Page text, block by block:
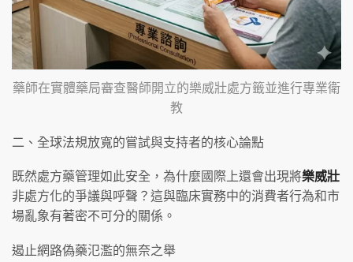
藥師在實體藥局審查醫師開立的樂威壯處方籤並進行專業衛
教
二、全球法規放寬的嘗試與支持者的核心論點
既然處方藥管理如此安全，為什麼國際上還會出現將樂威壯
非處方化的爭議與呼聲？這與臨床實務中的消費者行為和市
場亂象有著密不可分的關係。
遏止網路偽藥氾濫的無奈之舉